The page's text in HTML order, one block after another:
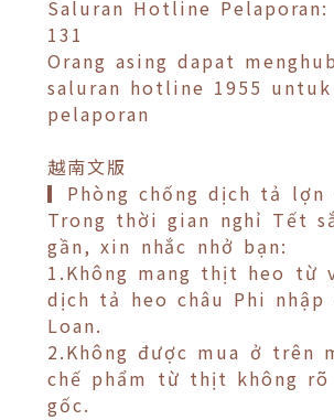
Saluran Hotline Pelaporan:
131
Orang asing dapat
saluran hotline 1955
pelaporan
越南文版
▎Phòng chống dịch tả lợn
Trong thời gian nghỉ Tết
gần, xin nhắc nhở bạn:
1.Không mang thịt heo từ
dịch tả heo châu Phi nhập
Loan.
2.Không được mua ở trên
chế phẩm từ thịt không rõ
gốc.